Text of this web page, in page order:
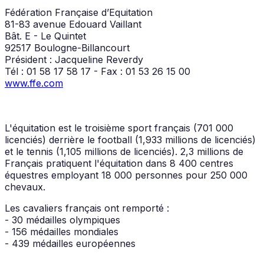
Fédération Française d’Equitation
81-83 avenue Edouard Vaillant
Bât. E - Le Quintet
92517 Boulogne-Billancourt
Président : Jacqueline Reverdy
Tél : 01 58 17 58 17 - Fax : 01 53 26 15 00
www.ffe.com
L'équitation est le troisième sport français (701 000
licenciés) derrière le football (1,933 millions de licenciés)
et le tennis (1,105 millions de licenciés). 2,3 millions de
Français pratiquent l'équitation dans 8 400 centres
équestres employant 18 000 personnes pour 250 000
chevaux.
Les cavaliers français ont remporté :
- 30 médailles olympiques
- 156 médailles mondiales
- 439 médailles européennes